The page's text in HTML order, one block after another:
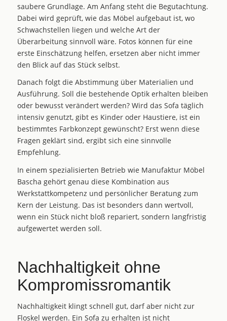
saubere Grundlage. Am Anfang steht die Begutachtung.
Dabei wird geprüft, wie das Möbel aufgebaut ist, wo
Schwachstellen liegen und welche Art der
Überarbeitung sinnvoll wäre. Fotos können für eine
erste Einschätzung helfen, ersetzen aber nicht immer
den Blick auf das Stück selbst.
Danach folgt die Abstimmung über Materialien und
Ausführung. Soll die bestehende Optik erhalten bleiben
oder bewusst verändert werden? Wird das Sofa täglich
intensiv genutzt, gibt es Kinder oder Haustiere, ist ein
bestimmtes Farbkonzept gewünscht? Erst wenn diese
Fragen geklärt sind, ergibt sich eine sinnvolle
Empfehlung.
In einem spezialisierten Betrieb wie Manufaktur Möbel
Bascha gehört genau diese Kombination aus
Werkstattkompetenz und persönlicher Beratung zum
Kern der Leistung. Das ist besonders dann wertvoll,
wenn ein Stück nicht bloß repariert, sondern langfristig
aufgewertet werden soll.
Nachhaltigkeit ohne
Kompromissromantik
Nachhaltigkeit klingt schnell gut, darf aber nicht zur
Floskel werden. Ein Sofa zu erhalten ist nicht